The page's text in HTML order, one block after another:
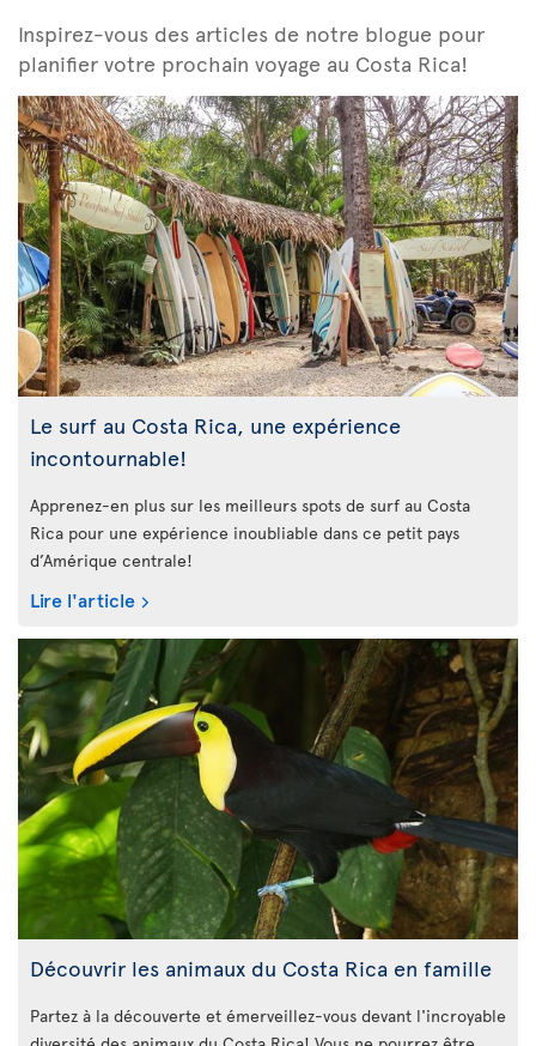
Inspirez-vous des articles de notre blogue pour
planifier votre prochain voyage au Costa Rica!
Le surf au Costa Rica, une expérience
incontournable!
Apprenez-en plus sur les meilleurs spots de surf au Costa
Rica pour une expérience inoubliable dans ce petit pays
d’Amérique centrale!
Lire l'article
Découvrir les animaux du Costa Rica en famille
Partez à la découverte et émerveillez-vous devant l'incroyable